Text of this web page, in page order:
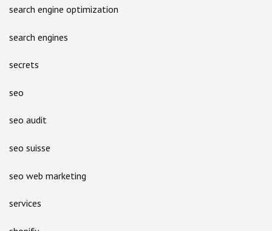
search engine optimization
search engines
secrets
seo
seo audit
seo suisse
seo web marketing
services